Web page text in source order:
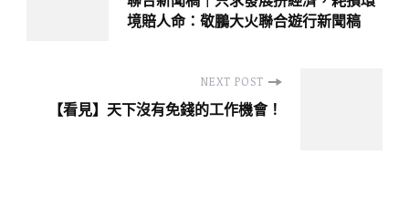
Navigation
境賠人命：敬鵬大火聯合遊行新聞稿
NEXT POST
【看見】天下沒有免錢的工作機會！